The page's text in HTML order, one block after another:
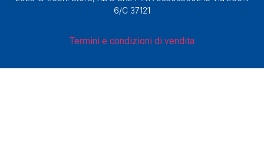
6/C 37121
Termini e condizioni di vendita